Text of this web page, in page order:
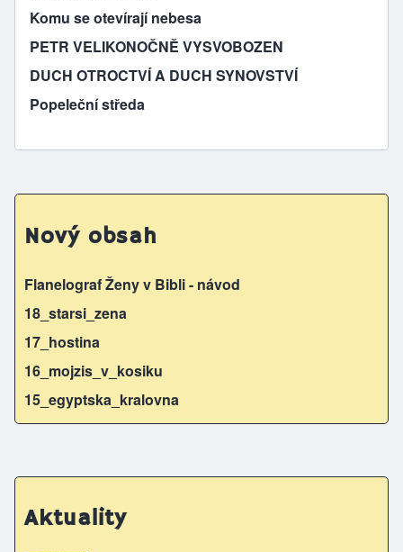
Komu se otevírají nebesa
PETR VELIKONOČNĚ VYSVOBOZEN
DUCH OTROCTVÍ A DUCH SYNOVSTVÍ
Popeleční středa
Nový obsah
Flanelograf Ženy v Bibli - návod
18_starsi_zena
17_hostina
16_mojzis_v_kosiku
15_egyptska_kralovna
Aktuality